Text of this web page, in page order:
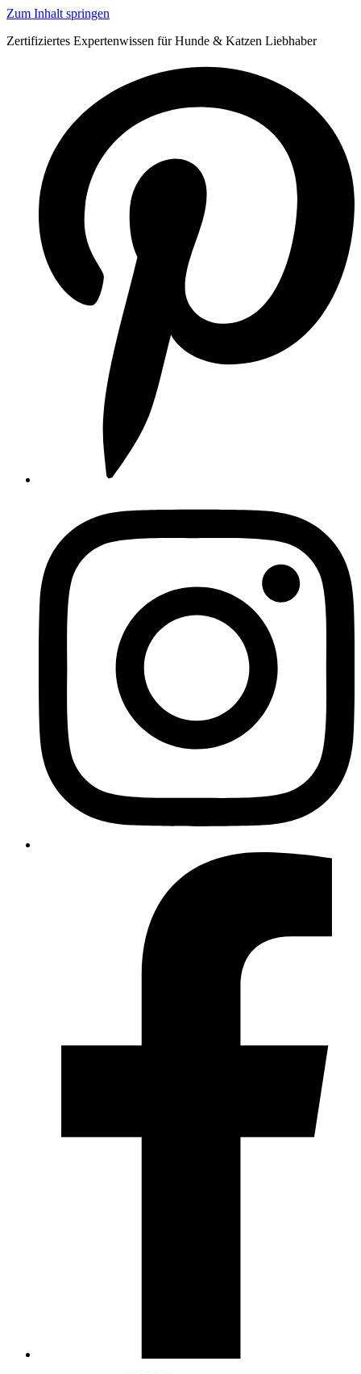
Zum Inhalt springen
Zertifiziertes Expertenwissen für Hunde & Katzen Liebhaber